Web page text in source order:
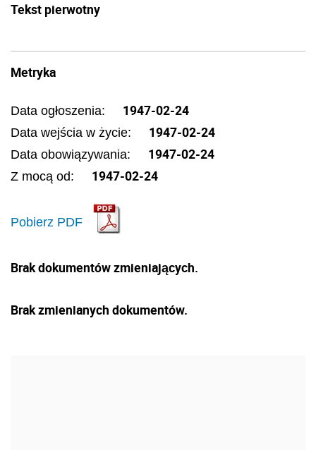
Tekst pierwotny
Metryka
Data ogłoszenia: 1947-02-24
Data wejścia w życie: 1947-02-24
Data obowiązywania: 1947-02-24
Z mocą od: 1947-02-24
Pobierz PDF
Brak dokumentów zmieniających.
Brak zmienianych dokumentów.